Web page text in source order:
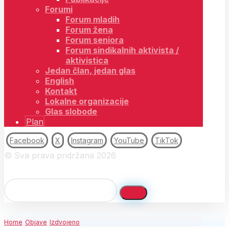
Forumi
Forum mladih
Forum žena
Forum seniora
Forum sindikalnih aktivista /
aktivistica
Jedan član, jedan glas
English
Kontakt
Lokalne organizacije
Glas slobode
Plan
Facebook X Instagram YouTube TikTok
© Sva prava pridržana 2026
Home Objave Izdvojeno